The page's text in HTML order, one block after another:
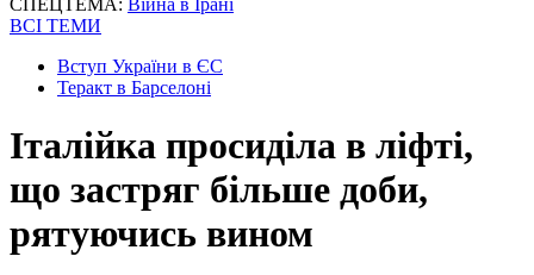
СПЕЦТЕМА: Війна в Ірані
ВСІ ТЕМИ
Вступ України в ЄС
Теракт в Барселоні
Італійка просиділа в ліфті,
що застряг більше доби,
рятуючись вином